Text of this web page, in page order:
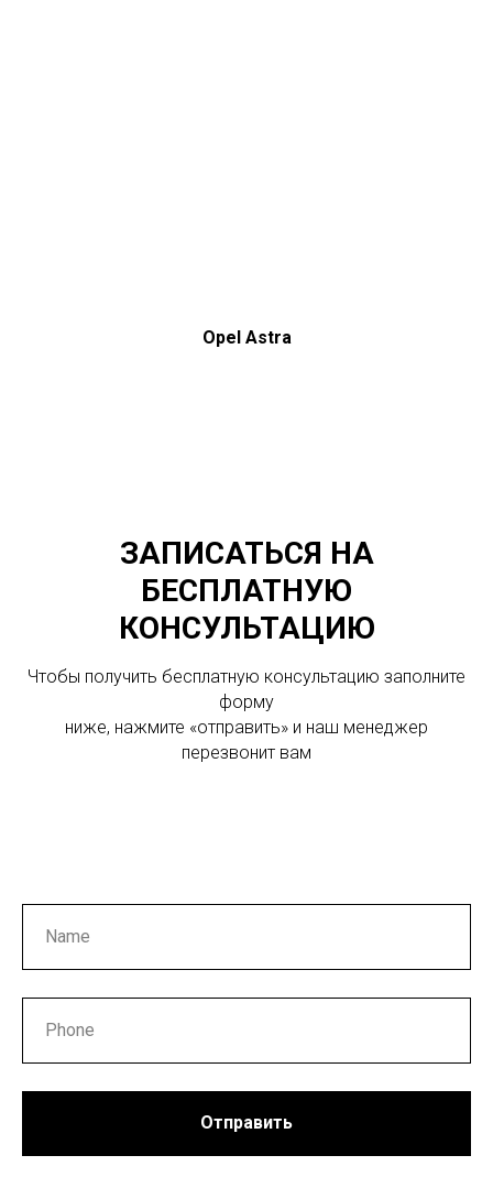
Opel Astra
ЗАПИСАТЬСЯ НА
БЕСПЛАТНУЮ
КОНСУЛЬТАЦИЮ
Чтобы получить бесплатную консультацию заполните
форму
ниже, нажмите «отправить» и наш менеджер
перезвонит вам
Отправить